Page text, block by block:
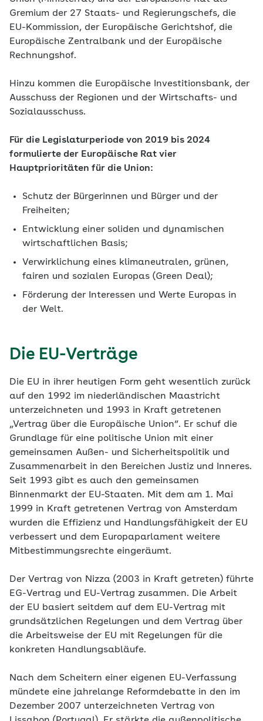
Gremium der 27 Staats- und Regierungschefs, die
EU-Kommission, der Europäische Gerichtshof, die
Europäische Zentralbank und der Europäische
Rechnungshof.
Hinzu kommen die Europäische Investitionsbank, der
Ausschuss der Regionen und der Wirtschafts- und
Sozialausschuss.
Für die Legislaturperiode von 2019 bis 2024
formulierte der Europäische Rat vier
Hauptprioritäten für die Union:
Schutz der Bürgerinnen und Bürger und der
Freiheiten;
Entwicklung einer soliden und dynamischen
wirtschaftlichen Basis;
Verwirklichung eines klimaneutralen, grünen,
fairen und sozialen Europas (Green Deal);
Förderung der Interessen und Werte Europas in
der Welt.
Die EU-Verträge
Die EU in ihrer heutigen Form geht wesentlich zurück
auf den 1992 im niederländischen Maastricht
unterzeichneten und 1993 in Kraft getretenen
„Vertrag über die Europäische Union“. Er schuf die
Grundlage für eine politische Union mit einer
gemeinsamen Außen- und Sicherheitspolitik und
Zusammenarbeit in den Bereichen Justiz und Inneres.
Seit 1993 gibt es auch den gemeinsamen
Binnenmarkt der EU-Staaten. Mit dem am 1. Mai
1999 in Kraft getretenen Vertrag von Amsterdam
wurden die Effizienz und Handlungsfähigkeit der EU
verbessert und dem Europaparlament weitere
Mitbestimmungsrechte eingeräumt.
Der Vertrag von Nizza (2003 in Kraft getreten) führte
EG-Vertrag und EU-Vertrag zusammen. Die Arbeit
der EU basiert seitdem auf dem EU-Vertrag mit
grundsätzlichen Regelungen und dem Vertrag über
die Arbeitsweise der EU mit Regelungen für die
konkreten Handlungsabläufe.
Nach dem Scheitern einer eigenen EU-Verfassung
mündete eine jahrelange Reformdebatte in den im
Dezember 2007 unterzeichneten Vertrag von